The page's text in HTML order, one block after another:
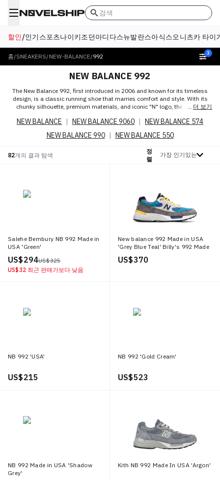
검색
할인 /인기 스포츠나이키조던아디다스뉴발란스아식스오니츠카 타이
홈/SNEAKERS/ NEW-BALANCE/992 3
NEW BALANCE 992
The New Balance 992, first introduced in 2006 and known for its timeless
design, is a classic running shoe that marries comfort and style. With its
chunky silhouette, premium materials, and iconic "N" logo, the NB 992
craftsmanship, along with its popularity among both athletes and fashion
that transcend trends, becoming a staple in both performance and casual
더 보기
NEW BALANCE | NEW BALANCE 9060 | NEW BALANCE 574
NEW BALANCE 990 | NEW BALANCE 550
82개의 결과 탐색
정
렬
정렬 기준
Salehe Bembury NB 992 Made in
USA 'Green'
US$ 294US$ 325
US$ 32 최근 판매가보다 낮음
New balance 992 Made in USA
'Grey Blue Teal' Billy's 992 Made
in USA 'Grey Blue Teal'
US$ 370
NB 992 'USA'
US$ 215
NB 992 'Gold Cream'
US$ 523
NB 992 Made in USA 'Shadow
Grey'
Kith NB 992 Made In USA 'Argon'